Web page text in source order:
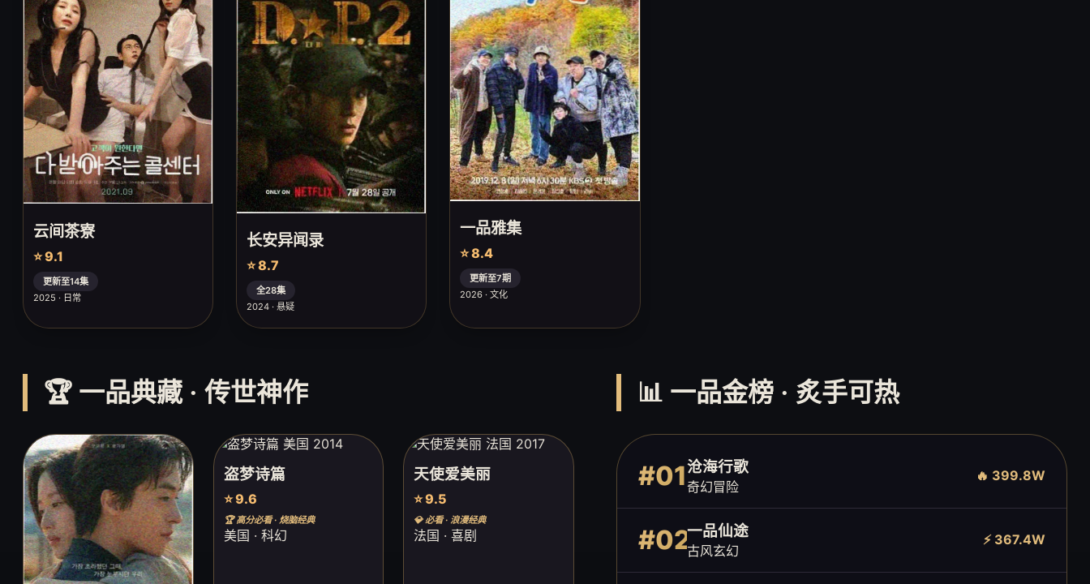
云间茶寮
⭐ 9.1
更新至14集
2025 · 日常
长安异闻录
⭐ 8.7
全28集
2024 · 悬疑
一品雅集
⭐ 8.4
更新至7期
2026 · 文化
🏆 一品典藏 · 传世神作
盗梦诗篇
⭐ 9.6
🏆 高分必看 · 烧脑经典
美国 · 科幻
天使爱美丽
⭐ 9.5
💎 必看 · 浪漫经典
法国 · 喜剧
📊 一品金榜 · 炙手可热
#01沧海行歌
奇幻冒险
🔥 399.8W
#02一品仙途
古风玄幻
⚡ 367.4W